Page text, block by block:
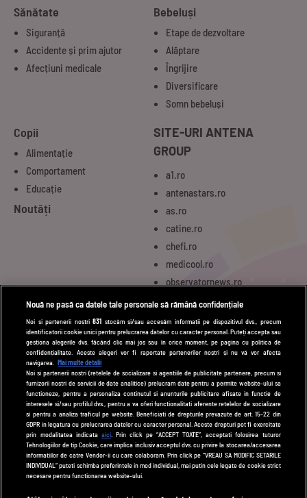
Sănătate
Siguranță
Accidente și prim ajutor
Afecțiuni medicale
Bebeluși
Etape de dezvoltare
Alăptare
Îngrijire
Diversificare
Somn bebeluși
Copii
Alimentație
Comportament
Educație
Noutăți
SITE-URI ANTENA
GROUP
a1.ro
antenastars.ro
as.ro
catine.ro
chefi.ro
medicool.ro
observatornews.ro
spynews.ro
tvhappy.ro
useit.ro
zutv.ro
Trends AntenaPLAY
AntenaPLAY
UTILE
Cod deontologic
Termeni și condiții
Nouă ne pasă ca datele tale personale să rămână confidențiale
Noi și partenerii noștri831 stocăm și/sau accesăm informații pe dispozitivul dvs., precum
identificatorii cookie unici pentru prelucrarea datelor cu caracter personal. Puteți accepta sau
gestiona alegerile dvs. făcând clic mai jos sau în orice moment, pe pagina cu politica de
confidențialitate. Aceste alegeri vor fi raportate partenerilor noștri și nu vă vor afecta
navigarea.
Mai multe detalii
Noi si partenerii nostri (retelele de socializare si agentiile de publicitate partenere, precum si
furnizorii nostri de servicii de date analitice) prelucram date pentru a permite website-ului sa
functioneze, pentru a personaliza continutul si anunturile publicitare afisate in functie de
interesele si/sau profilul dvs., pentru a va oferi functionalitati aferente retelelor de socializare
si pentru a analiza traficul pe website. Beneficiati de drepturile prevazute de art. 15-22 din
GDPR in legatura cu prelucrarea datelor cu caracter personal. Aceste drepturi pot fi exercitate
prin modalitatea indicata aici. Prin click pe “ACCEPT TOATE”, acceptati folosirea tuturor
Tehnologiilor de tip Cookie, care implica inclusiv acceptul dvs. cu privire la stocarea/accesarea
informatiilor de catre Vendor-ii cu care colaboram. Prin click pe “VREAU SA MODIFIC SETARILE
INDIVIDUAL” puteti schimba preferintele in mod individual, mai putin cele legate de cookie strict
necesare pentru functionarea website-ului.